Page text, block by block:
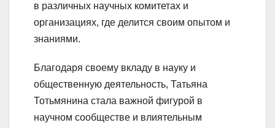
в различных научных комитетах и
организациях, где делится своим опытом и
знаниями.
Благодаря своему вкладу в науку и
общественную деятельность, Татьяна
Тотьмянина стала важной фигурой в
научном сообществе и влиятельным